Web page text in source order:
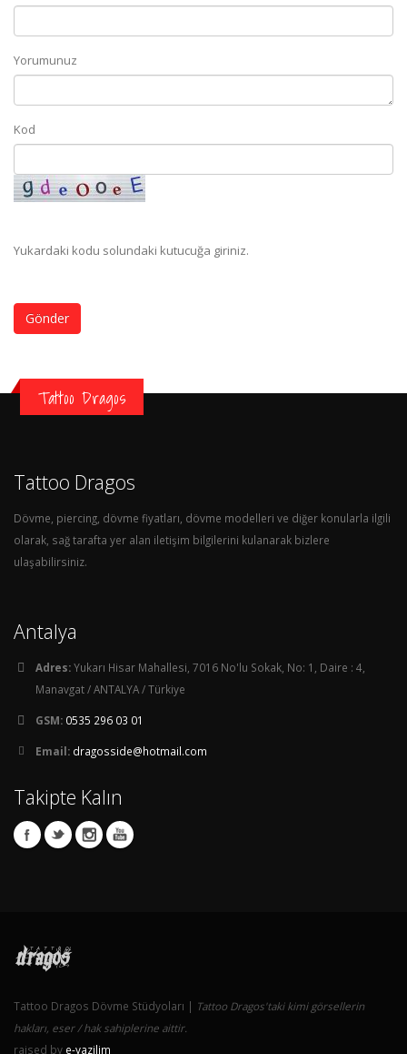
Yorumunuz
Kod
Yukardaki kodu solundaki kutucuğa giriniz.
Gönder
Tattoo Dragos
Tattoo Dragos
Dövme, piercing, dövme fiyatları, dövme modelleri ve diğer konularla ilgili
olarak, sağ tarafta yer alan iletişim bilgilerini kulanarak bizlere
ulaşabilirsiniz.
Antalya
Adres:Yukarı Hisar Mahallesi, 7016 No'lu Sokak, No: 1, Daire : 4,
Manavgat / ANTALYA / Türkiye
GSM: 0535 296 03 01
Email: dragosside@hotmail.com
Takipte Kalın
Tattoo Dragos Dövme Stüdyoları | Tattoo Dragos'taki kimi görsellerin
hakları, eser / hak sahiplerine aittir.
raised by e-yazilim